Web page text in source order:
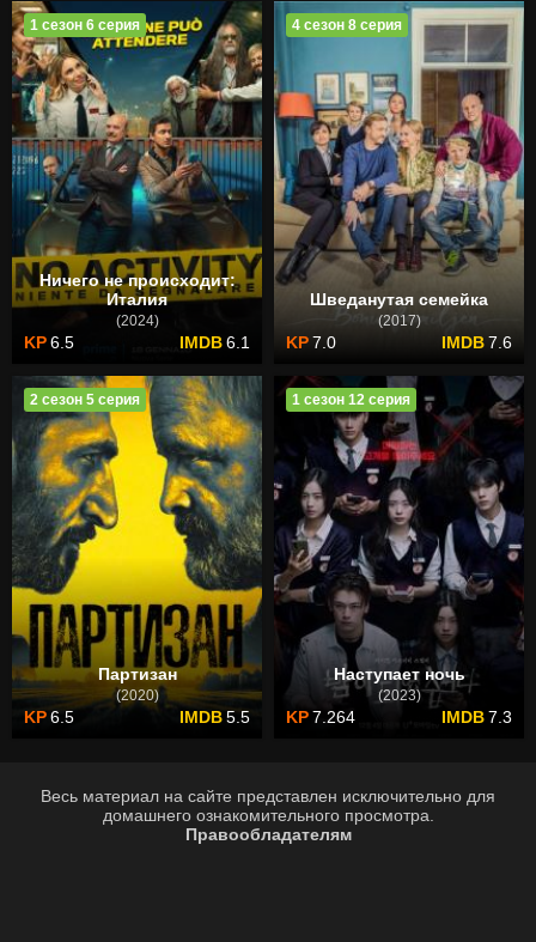
Ничего не происходит:
Италия
(2024)
6.5 6.1
1 сезон 6 серия
Шведанутая семейка
(2017)
7.0 7.6
4 сезон 8 серия
Партизан
(2020)
6.5 5.5
2 сезон 5 серия
Наступает ночь
(2023)
7.264 7.3
1 сезон 12 серия
Весь материал на сайте представлен исключительно для
домашнего ознакомительного просмотра.
Правообладателям